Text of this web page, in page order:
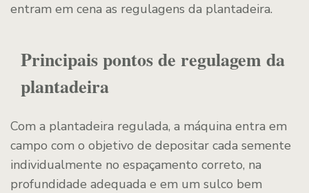
entram em cena as regulagens da plantadeira.
Principais pontos de regulagem da
plantadeira
Com a plantadeira regulada, a máquina entra em
campo com o objetivo de depositar cada semente
individualmente no espaçamento correto, na
profundidade adequada e em um sulco bem